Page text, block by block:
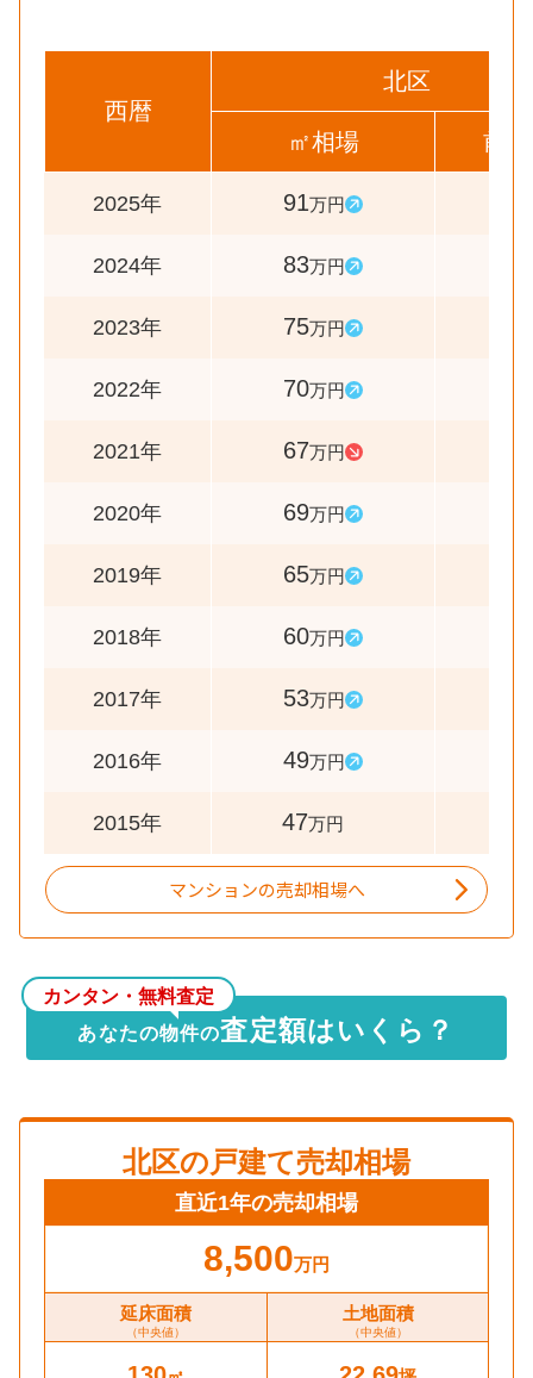
西暦
北区
㎡相場 前
2025年 91万円
2024年 83万円
2023年 75万円
2022年 70万円
2021年 67万円
2020年 69万円
2019年 65万円
2018年 60万円
2017年 53万円
2016年 49万円
2015年 47万円
マンションの売却相場へ
カンタン・無料査定
あなたの物件の査定額はいくら？
北区の戸建て売却相場
直近1年の売却相場
8,500万円
延床面積
（中央値）
土地面積
（中央値）